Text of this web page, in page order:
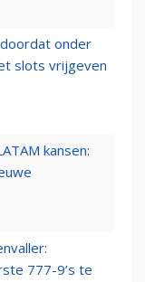
onder
slots vrijgeven
kansen:
777-9’s te